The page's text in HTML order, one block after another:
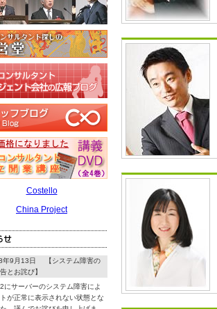
Costello
China Project
年9月13日 【システム障害の
とお詫び】
にサーバーのシステム障害によ
が正常に表示されない状態とな